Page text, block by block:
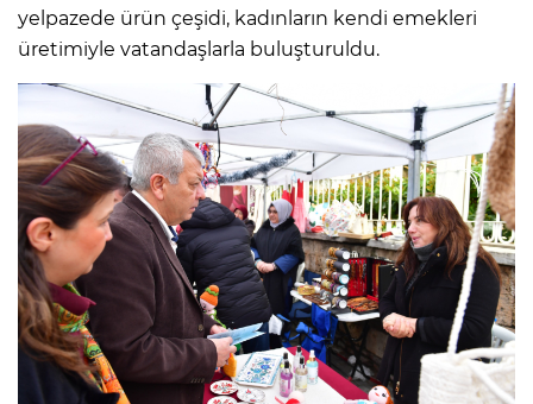
yelpazede ürün çeşidi, kadınların kendi emekleri
üretimiyle vatandaşlarla buluşturuldu.